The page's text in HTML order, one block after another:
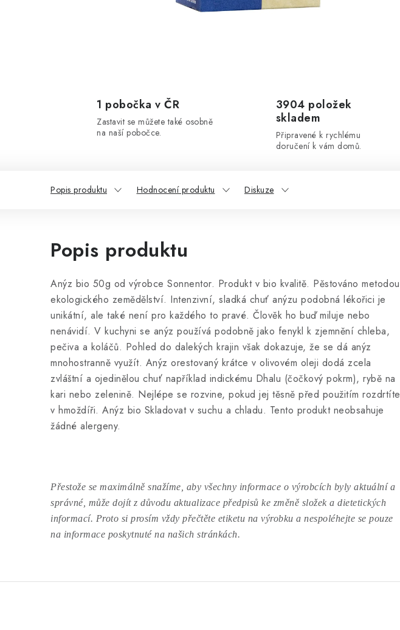
1 pobočka v ČR
Zastavit se můžete také osobně
na naší pobočce.
3904 položek
skladem
Připravené k rychlému
doručení k vám domů.
Popis produktu Hodnocení produktu Diskuze
Popis produktu
Anýz bio 50g od výrobce Sonnentor. Produkt v bio kvalitě. Pěstováno metodou
ekologického zemědělství. Intenzivní, sladká chuť anýzu podobná lékořici je
unikátní, ale také není pro každého to pravé. Člověk ho buď miluje nebo
nenávidí. V kuchyni se anýz používá podobně jako fenykl k zjemnění chleba,
pečiva a koláčů. Pohled do dalekých krajin však dokazuje, že se dá anýz
mnohostranně využít. Anýz orestovaný krátce v olivovém oleji dodá zcela
zvláštní a ojedinělou chuť například indickému Dhalu (čočkový pokrm), rybě na
kari nebo zelenině. Nejlépe se rozvine, pokud jej těsně před použitím rozdrtíte
v hmoždíři. Anýz bio Skladovat v suchu a chladu. Tento produkt neobsahuje
žádné alergeny.
Přestože se maximálně snažíme, aby všechny informace o výrobcích byly aktuální a
správné, může dojít z důvodu aktualizace předpisů ke změně složek a dietetických
informací. Proto si prosím vždy přečtěte etiketu na výrobku a nespoléhejte se pouze
na informace poskytnuté na našich stránkách.